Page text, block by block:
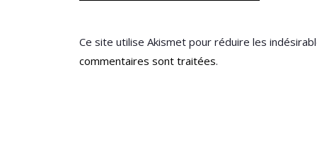
Ce site utilise Akismet pour réduire les
commentaires sont traitées.